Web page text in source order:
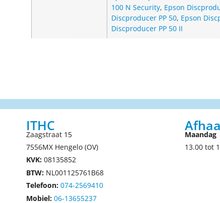
100 N Security, Epson
Discproducer PP 50, Epson
Discproducer PP 50 II
ITHC
Zaagstraat 15
7556MX Hengelo (OV)
KVK: 08135852
BTW: NL001125761B68
Telefoon: 074-2569410
Mobiel: 06-13655237
Maandag
13.00 tot